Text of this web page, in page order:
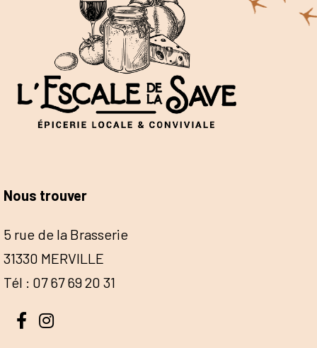
Nous trouver
5 rue de la Brasserie
31330 MERVILLE
Tél : 07 67 69 20 31